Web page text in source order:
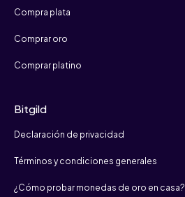
Compra plata
Comprar oro
Comprar platino
Bitgild
Declaración de privacidad
Términos y condiciones generales
¿Cómo probar monedas de oro en casa?